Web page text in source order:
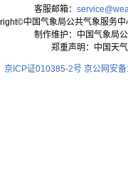
客服邮箱：
中国气象局公共气象服务
制作维护：中国气象局
郑重声明：中国天
京ICP证010385-2号 京公网安